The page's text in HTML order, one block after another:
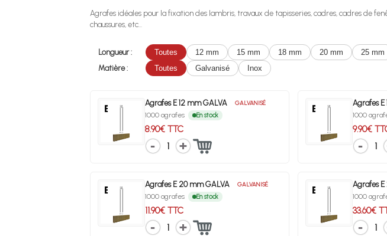
Agrafes idéales pour la fixation des lambris, travaux de tapisseries, cadres, cadres de
chaussures, etc...
Longueur : Toutes 12 mm 15 mm 18 mm 20 mm 25 mm
Matière :
Toutes Galvanisé Inox
Agrafes E 12 mm GALVA GALVANISÉ
1000 agrafes En stock
8.90€ TTC
1
Agrafes E
1000
9.90€
1
Agrafes E 20 mm GALVA GALVANISÉ
1000 agrafes En stock
11.90€ TTC
1
Agrafes
1000
33.60€
1